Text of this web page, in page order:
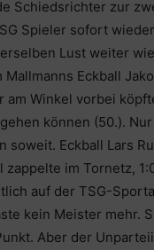
Schiedsrichter zur
Spieler sofort
Lust weiter
Mallmanns Eckball
am Winkel vorbei
können (50.).
soweit. Eckball Lars
zappelte im Tornetz,
auf der TSG-
kein Meister mehr.
Aber der